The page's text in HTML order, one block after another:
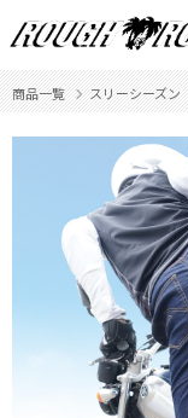
商品一覧 スリーシーズン